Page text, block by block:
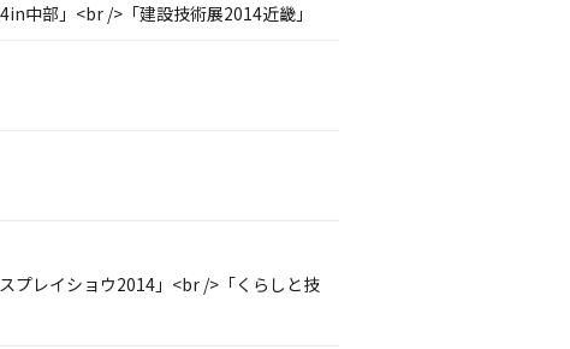
中部」<br />「建設技術展2014近畿」
プレイショウ2014」<br />「くらしと技